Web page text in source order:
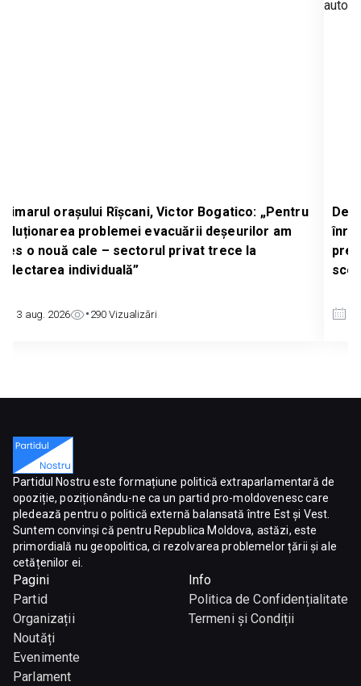
„Pentru
am
la
Deputatul Partidului Nostru, Serghei
înregistrat un proiect de lege care
prelungirea licențierii importurilor de
scopul protejării producătorilor
3 aug. 2026
Partidul Nostru este formațiune politică extraparlamentară de
opoziție, poziționându-ne ca un partid pro-moldovenesc care
pledează pentru o politică externă balansată între Est și Vest.
Suntem convinși că pentru Republica Moldova, astăzi, este
primordială nu geopolitica, ci rezolvarea problemelor țării și ale
cetățenilor ei.
Pagini
Partid
Organizații
Noutăți
Evenimente
Parlament
Info
Politica de Confidențialitate
Termeni și Condiții